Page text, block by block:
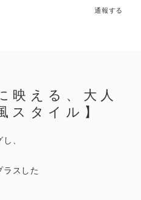
通報する
映える、大人
スタイル】
、
ラスした